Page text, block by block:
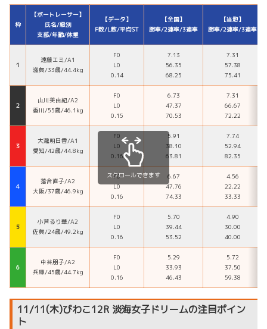
枠
【ボートレーサー】
氏名/級別
支部/年齢/体重
【データ】
F数/L数/平均ST
【全国】
勝率/2連率/3連率
【当地】
勝率/2連率/3連率
１
遠藤エミ/A1
滋賀/33歳/44.4kg
F0
L0
0.14
7.13
56.35
68.25
7.31
57.38
75.41
２
山川美由紀/A2
香川/55歳/46.1kg
F0
L0
0.15
6.73
47.37
70.53
7.31
66.67
72.22
３
大瀧明日香/A1
愛知/42歳/44.8kg
F0
L0
0.16
5.91
38.10
63.81
7.74
52.94
82.35
４
落合直子/A2
大阪/37歳/46.9kg
F0
L0
0.16
6.67
47.76
74.33
4.56
22.22
33.33
５
小芦るり華/A2
佐賀/24歳/49.2kg
F0
L0
0.16
5.70
39.44
53.52
4.90
30.00
40.00
６
中谷朋子/A2
兵庫/45歳/44.7kg
F0
L0
0.16
5.29
33.93
46.43
5.72
37.50
59.38
スクロールできます
11/11(木)びわこ12R 淡海女子ドリームの注目ポイン
ト